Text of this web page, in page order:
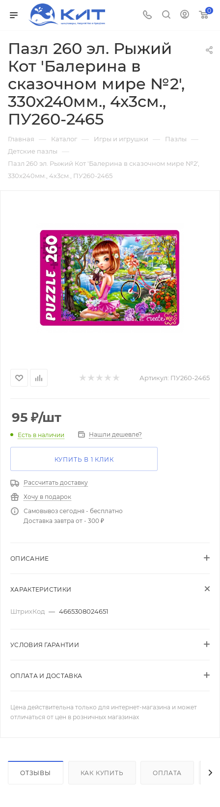
0
Пазл 260 эл. Рыжий
Кот 'Балерина в
сказочном мире №2',
330х240мм., 4х3см.,
ПУ260-2465
Главная — Каталог — Игры и игрушки — Пазлы —
Детские пазлы —
Пазл 260 эл. Рыжий Кот 'Балерина в сказочном мире №2',
330х240мм., 4х3см., ПУ260-2465
Артикул: ПУ260-2465
95 ₽/шт
Есть в наличии Нашли дешевле?
КУПИТЬ В 1 КЛИК
Рассчитать доставку
Хочу в подарок
Самовывоз сегодня - бесплатно
Доставка завтра от - 300 ₽
ОПИСАНИЕ
ХАРАКТЕРИСТИКИ
ШтрихКод — 4665308024651
УСЛОВИЯ ГАРАНТИИ
ОПЛАТА И ДОСТАВКА
Цена действительна только для интернет-магазина и может
отличаться от цен в розничных магазинах
ОТЗЫВЫ КАК КУПИТЬ ОПЛАТА